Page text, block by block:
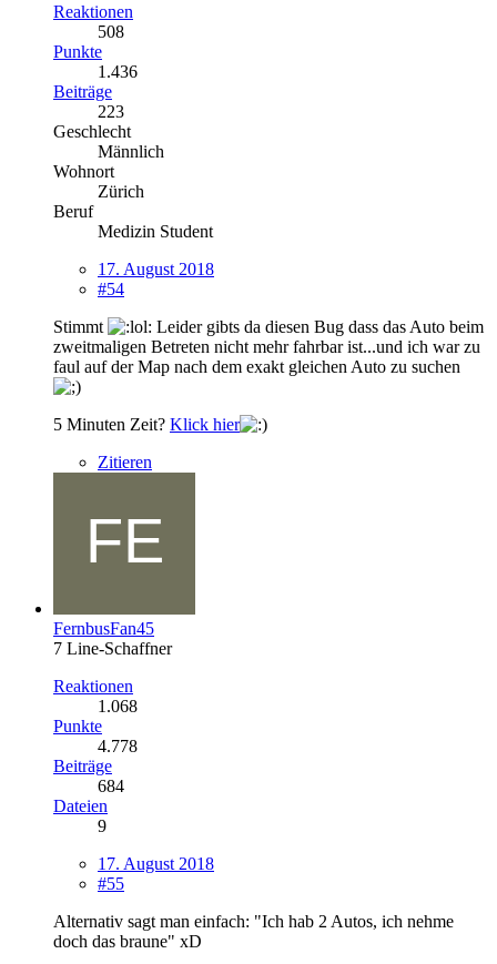
Reaktionen
508
Punkte
1.436
Beiträge
223
Geschlecht
Männlich
Wohnort
Zürich
Beruf
Medizin Student
17. August 2018
#54
Stimmt
Leider gibts da diesen Bug dass das Auto beim
zweitmaligen Betreten nicht mehr fahrbar ist...und ich war zu
faul auf der Map nach dem exakt gleichen Auto zu suchen
5 Minuten Zeit? Klick hier
Zitieren
FernbusFan45
7 Line-Schaffner
Reaktionen
1.068
Punkte
4.778
Beiträge
684
Dateien
9
17. August 2018
#55
Alternativ sagt man einfach: "Ich hab 2 Autos, ich nehme
doch das braune" xD